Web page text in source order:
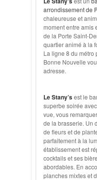
arrondissement de
chaleureuse et
moment entre amis
de la Porte Saint-
quartier animé à la
La ligne 8 du métro
Bonne Nouvelle
adresse.
Le Stany’sest le
superbe soirée
vue, vous
de la brasserie. Un
de fleurs et de
parfaitement à la
établissement est
cocktails et ses
abordables. En
planches mixtes et